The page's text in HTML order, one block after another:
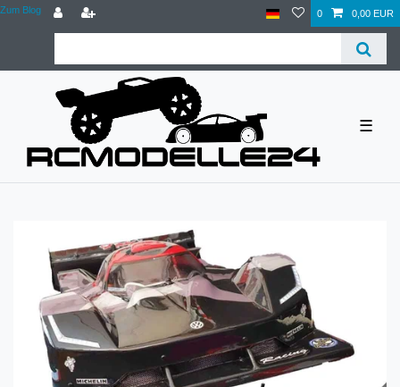
Zum Blog 0 0,00 EUR
☰